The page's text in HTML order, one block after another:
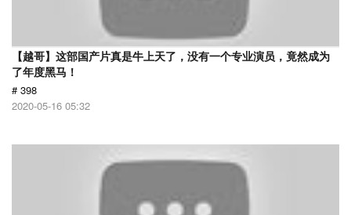
【越哥】这部国产片真是牛上天了，没有一个专业演员，竟然成为
了年度黑马！
# 398
2020-05-16 05:32